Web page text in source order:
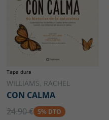
Tapa dura
WILLIAMS, RACHEL
CON CALMA
24.90 € 5% DTO